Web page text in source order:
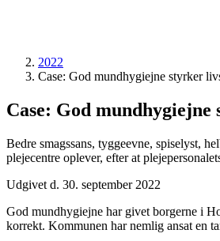
2022
Case: God mundhygiejne styrker
Case: God
Bedre smagssans, tyggeevne, spiselyst,
plejecentre oplever, efter at
Udgivet d. 30. september 2022
God mundhygiejne har givet borgerne i
korrekt. Kommunen har nemlig ansat en